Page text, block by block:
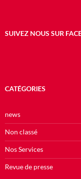
SUIVEZ NOUS SUR
CATÉGORIES
news
Non classé
Nos Services
Revue de presse